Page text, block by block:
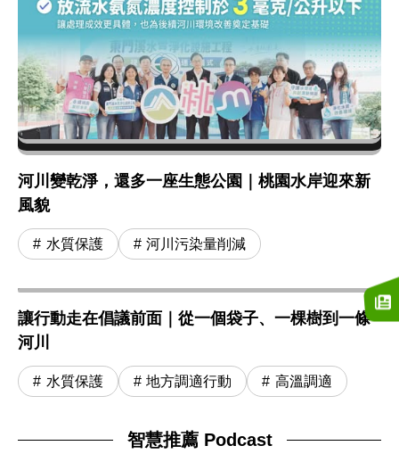
河川變乾淨，還多一座生態公園｜桃園水岸迎來新
風貌
水質保護 河川污染量削減
讓行動走在倡議前面｜從一個袋子、一棵樹到一條
河川
水質保護 地方調適行動 高溫調適
智慧推薦 Podcast